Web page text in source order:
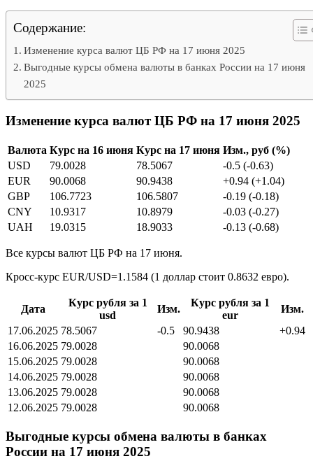
Содержание:
Изменение курса валют ЦБ РФ на 17 июня 2025
Выгодные курсы обмена валюты в банках России на 17 июня
2025
Изменение курса валют ЦБ РФ на 17 июня 2025
Валюта Курс на 16 июня Курс на 17 июня Изм., руб (%)
USD
79.0028 78.5067
-0.5 (-0.63)
EUR
90.0068 90.9438
+0.94 (+1.04)
GBP
106.7723 106.5807
-0.19 (-0.18)
CNY
10.9317 10.8979
-0.03 (-0.27)
UAH
19.0315 18.9033 -0.13 (-0.68)
Все курсы валют ЦБ РФ на 17 июня.
Кросс-курс EUR/USD=1.1584 (1 доллар стоит 0.8632 евро).
Дата
Курс рубля за 1
usd
Изм.
Курс рубля за 1
eur
Изм.
17.06.2025 78.5067 -0.5 90.9438
+0.94
16.06.2025 79.0028
90.0068
15.06.2025 79.0028
90.0068
14.06.2025 79.0028
90.0068
13.06.2025 79.0028
90.0068
12.06.2025 79.0028 90.0068
Выгодные курсы обмена валюты в банках
России на 17 июня 2025